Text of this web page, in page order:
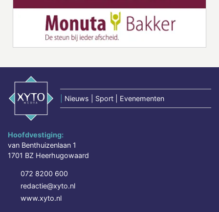
Nieuws | Sport | Evenementen
Hoofdvestiging:
van Benthuizenlaan 1
1701 BZ Heerhugowaard
072 8200 600
redactie@xyto.nl
www.xyto.nl